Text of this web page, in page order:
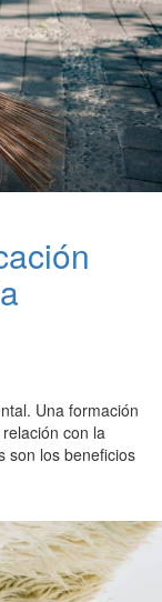
Una formación
con la
son los beneficios